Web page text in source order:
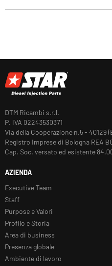
DTM Ricambi s.r.l.
P. IVA 02243530371
Via della Cooperazione n.5 - 40129
Registro Imprese di Bologna REA
Cap. Soc. versato ed esistente
AZIENDA
Executive Team
Staff
Purpose e Valori
Profilo e Storia
Area di business
Presenza globale
Ambiente di lavoro